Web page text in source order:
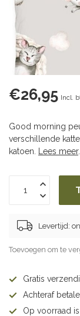
€26,95 Incl.
Good morning
verschillende
katoen.
Lees meer.
Levertijd:
Toevoegen om te
Gratis
Achteraf
Op voorraad